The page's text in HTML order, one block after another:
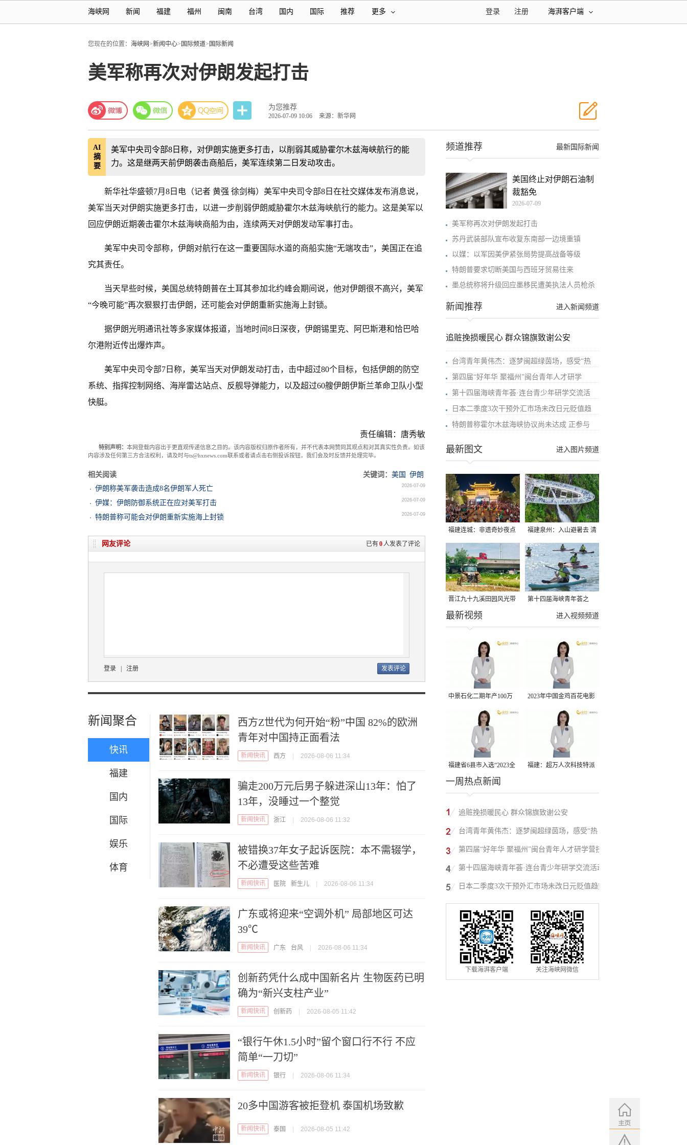
海峡网 新闻 福建 福州 闽南 台湾 国内 国际 推荐 更多 海湃客户端
注册
登录
您现在的位置： 海峡网>新闻中心> 国际频道> 国际新闻
美军称再次对伊朗发起打击
为您推荐
2026-07-09 10:06 来源：新华网
AI
摘
要
美军中央司令部8日称，对伊朗实施更多打击，以削弱其威胁霍尔木兹海峡航行的能
力。这是继两天前伊朗袭击商船后，美军连续第二日发动攻击。
新华社华盛顿7月8日电（记者 黄强 徐剑梅）美军中央司令部8日在社交媒体发布消息说，
美军当天对伊朗实施更多打击，以进一步削弱伊朗威胁霍尔木兹海峡航行的能力。这是美军以
回应伊朗近期袭击霍尔木兹海峡商船为由，连续两天对伊朗发动军事打击。
美军中央司令部称，伊朗对航行在这一重要国际水道的商船实施“无端攻击”，美国正在追
究其责任。
当天早些时候，美国总统特朗普在土耳其参加北约峰会期间说，他对伊朗很不高兴，美军
“今晚可能”再次狠狠打击伊朗，还可能会对伊朗重新实施海上封锁。
据伊朗光明通讯社等多家媒体报道，当地时间8日深夜，伊朗锡里克、阿巴斯港和恰巴哈
尔港附近传出爆炸声。
美军中央司令部7日称，美军当天对伊朗发动打击，击中超过80个目标，包括伊朗的防空
系统、指挥控制网络、海岸雷达站点、反舰导弹能力，以及超过60艘伊朗伊斯兰革命卫队小型
快艇。
责任编辑：唐秀敏
特别声明： 本网登载内容出于更直观传递信息之目的。该内容版权归原作者所有，并不代表本网赞同其观点和对其真实性负责。如该
内容涉及任何第三方合法权利，请及时与ts@hxnews.com联系或者请点击右侧投诉按钮，我们会及时反馈并处理完毕。
相关阅读 关键词： 美国
伊朗
伊朗称美军袭击造成8名伊朗军人死亡
2026-07-09
伊媒：伊朗防御系统正在应对美军打击 2026-07-09
特朗普称可能会对伊朗重新实施海上封锁 2026-07-09
已有0人发表了评论
网友评论
登录 注册
新闻聚合
快讯
福建
国内
国际
娱乐
体育
西方Z世代为何开始“粉”中国 82%的欧洲
青年对中国持正面看法
新闻快讯 西方 2026-08-06 11:34
骗走200万元后男子躲进深山13年：怕了
13年，没睡过一个整觉
新闻快讯 浙江 2026-08-06 11:32
被错换37年女子起诉医院：本不需辍学，
不必遭受这些苦难
新闻快讯 医院 新生儿 2026-08-06 11:34
广东或将迎来“空调外机” 局部地区可达
39℃
新闻快讯 广东 台风 2026-08-06 11:34
创新药凭什么成中国新名片 生物医药已明
确为“新兴支柱产业”
新闻快讯 创新药 2026-08-05 11:42
“银行午休1.5小时”留个窗口行不行 不应
简单“一刀切”
新闻快讯 银行 2026-08-06 11:34
20多中国游客被拒登机 泰国机场致歉
新闻快讯 泰国 2026-08-05 11:42
最新国际新闻
频道推荐
美国终止对伊朗石油制
裁豁免
2026-07-09
美军称再次对伊朗发起打击
苏丹武装部队宣布收复东南部一边境重镇
以媒：以军因美伊紧张局势提高战备等级
特朗普要求切断美国与西班牙贸易往来
墨总统称将升级回应墨移民遭美执法人员枪杀
进入新闻频道
新闻推荐
追赃挽损暖民心 群众锦旗致谢公安
台湾青年黄伟杰：逐梦闽超绿茵场，感受“热
第四届“好年华 聚福州”闽台青年人才研学
第十四届海峡青年荟·连台青少年研学交流活
日本二季度3次干预外汇市场未改日元贬值趋
特朗普称霍尔木兹海峡协议尚未达成 正参与
进入图片频道
最新图文
福建连城：非遗奇妙夜点
亮夏夜
福建泉州：入山避暑去 清
凉好惬意
晋江九十九溪田园风光带
千亩早稻迎来成熟收割季
第十四届海峡青年荟之
2026榕台青年大学生水上
进入视频频道
最新视频
中景石化二期年产100万
吨丙烷脱氢项目建成中交
2023年中国金鸡百花电影
节有福电影巡展31日启动
福建省6县市入选“2023全
国县域发展潜力百强县”
福建：超万人次科技特派
一周热点新闻
追赃挽损暖民心 群众锦旗致谢公安
台湾青年黄伟杰：逐梦闽超绿茵场，感受“热
血”与温情
第四届“好年华 聚福州”闽台青年人才研学营技
术成果项目路演在榕举办
第十四届海峡青年荟·连台青少年研学交流活动
在福州启航
日本二季度3次干预外汇市场未改日元贬值趋势
下载海湃客户端 关注海峡网微信